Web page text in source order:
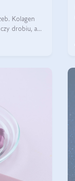
Kolagen
drobiu, a
— kolagen